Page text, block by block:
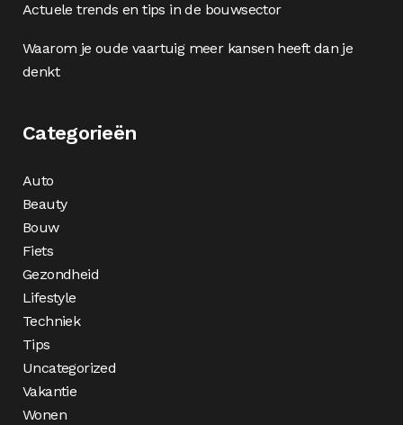
Actuele trends en tips in de bouwsector
Waarom je oude vaartuig meer kansen heeft dan je
denkt
Categorieën
Auto
Beauty
Bouw
Fiets
Gezondheid
Lifestyle
Techniek
Tips
Uncategorized
Vakantie
Wonen